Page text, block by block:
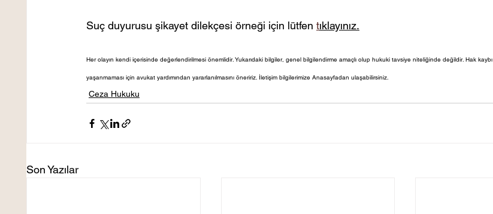
Suç duyurusu şikayet dilekçesi örneği için lütfen tıklayınız.
Her olayın kendi içerisinde değerlendirilmesi önemlidir. Yukarıdaki bilgiler, genel bilgilendirme amaçlı olup hukuki tavsiye niteliğinde değildir. Hak kaybı
yaşanmaması için avukat yardımından yararlanılmasını öneririz. İletişim bilgilerimize Anasayfadan ulaşabilirsiniz.
Ceza Hukuku
Son Yazılar